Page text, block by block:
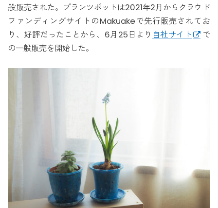
般販売された。プランツポットは2021年2月からクラウド
ファンディングサイトのMakuakeで先行販売されてお
り、好評だったことから、6月25日より 自社サイト
で
の一般販売を開始した。